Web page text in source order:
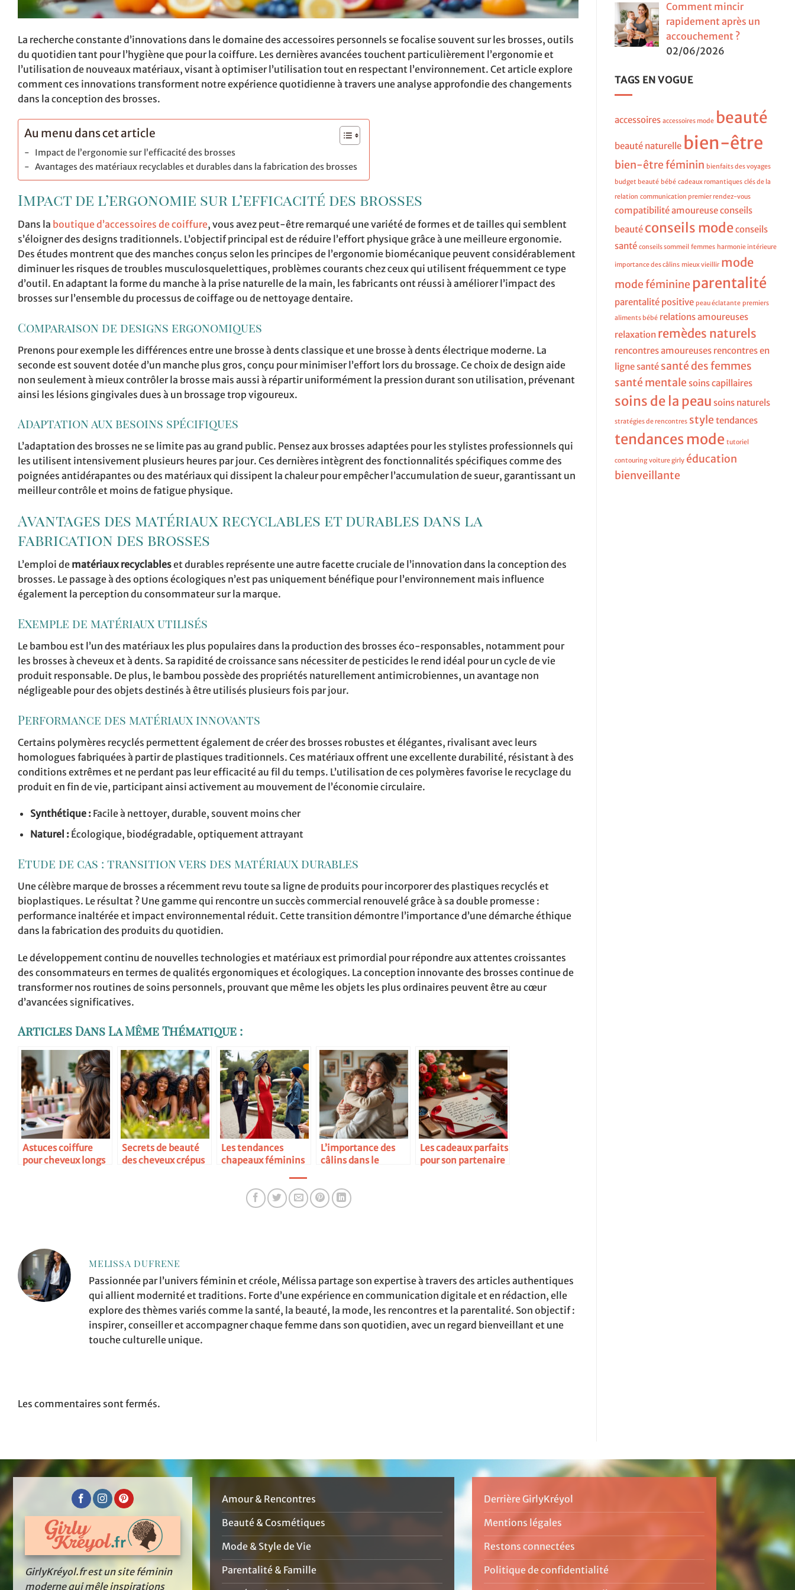
La recherche constante d’innovations dans le domaine des accessoires personnels se focalise souvent sur les brosses, outils
du quotidien tant pour l’hygiène que pour la coiffure. Les dernières avancées touchent particulièrement l’ergonomie et
l’utilisation de nouveaux matériaux, visant à optimiser l’utilisation tout en respectant l’environnement. Cet article explore
comment ces innovations transforment notre expérience quotidienne à travers une analyse approfondie des changements
dans la conception des brosses.
Au menu dans cet article
Impact de l’ergonomie sur l’efficacité des brosses
Avantages des matériaux recyclables et durables dans la fabrication des brosses
Impact de l’ergonomie sur l’efficacité des brosses
Dans la boutique d’accessoires de coiffure, vous avez peut-être remarqué une variété de formes et de tailles qui semblent
s’éloigner des designs traditionnels. L’objectif principal est de réduire l’effort physique grâce à une meilleure ergonomie.
Des études montrent que des manches conçus selon les principes de l’ergonomie biomécanique peuvent considérablement
diminuer les risques de troubles musculosquelettiques, problèmes courants chez ceux qui utilisent fréquemment ce type
d’outil. En adaptant la forme du manche à la prise naturelle de la main, les fabricants ont réussi à améliorer l’impact des
brosses sur l’ensemble du processus de coiffage ou de nettoyage dentaire.
Comparaison de designs ergonomiques
Prenons pour exemple les différences entre une brosse à dents classique et une brosse à dents électrique moderne. La
seconde est souvent dotée d’un manche plus gros, conçu pour minimiser l’effort lors du brossage. Ce choix de design aide
non seulement à mieux contrôler la brosse mais aussi à répartir uniformément la pression durant son utilisation, prévenant
ainsi les lésions gingivales dues à un brossage trop vigoureux.
Adaptation aux besoins spécifiques
L’adaptation des brosses ne se limite pas au grand public. Pensez aux brosses adaptées pour les stylistes professionnels qui
les utilisent intensivement plusieurs heures par jour. Ces dernières intègrent des fonctionnalités spécifiques comme des
poignées antidérapantes ou des matériaux qui dissipent la chaleur pour empêcher l’accumulation de sueur, garantissant un
meilleur contrôle et moins de fatigue physique.
Avantages des matériaux recyclables et durables dans la
fabrication des brosses
L’emploi de matériaux recyclableset durables représente une autre facette cruciale de l’innovation dans la conception des
brosses. Le passage à des options écologiques n’est pas uniquement bénéfique pour l’environnement mais influence
également la perception du consommateur sur la marque.
Exemple de matériaux utilisés
Le bambou est l’un des matériaux les plus populaires dans la production des brosses éco-responsables, notamment pour
les brosses à cheveux et à dents. Sa rapidité de croissance sans nécessiter de pesticides le rend idéal pour un cycle de vie
produit responsable. De plus, le bambou possède des propriétés naturellement antimicrobiennes, un avantage non
négligeable pour des objets destinés à être utilisés plusieurs fois par jour.
Performance des matériaux innovants
Certains polymères recyclés permettent également de créer des brosses robustes et élégantes, rivalisant avec leurs
homologues fabriquées à partir de plastiques traditionnels. Ces matériaux offrent une excellente durabilité, résistant à des
conditions extrêmes et ne perdant pas leur efficacité au fil du temps. L’utilisation de ces polymères favorise le recyclage du
produit en fin de vie, participant ainsi activement au mouvement de l’économie circulaire.
Synthétique :Facile à nettoyer, durable, souvent moins cher
Naturel :Écologique, biodégradable, optiquement attrayant
Etude de cas : transition vers des matériaux durables
Une célèbre marque de brosses a récemment revu toute sa ligne de produits pour incorporer des plastiques recyclés et
bioplastiques. Le résultat ? Une gamme qui rencontre un succès commercial renouvelé grâce à sa double promesse :
performance inaltérée et impact environnemental réduit. Cette transition démontre l’importance d’une démarche éthique
dans la fabrication des produits du quotidien.
Le développement continu de nouvelles technologies et matériaux est primordial pour répondre aux attentes croissantes
des consommateurs en termes de qualités ergonomiques et écologiques. La conception innovante des brosses continue de
transformer nos routines de soins personnels, prouvant que même les objets les plus ordinaires peuvent être au cœur
d’avancées significatives.
Articles Dans La Même Thématique :
Astuces coiffure
pour cheveux longs
Secrets de beauté
des cheveux crépus
Les tendances
chapeaux féminins
L’importance des
câlins dans le
Les cadeaux parfaits
pour son partenaire
MELISSA DUFRENE
Passionnée par l’univers féminin et créole, Mélissa partage son expertise à travers des articles authentiques
qui allient modernité et traditions. Forte d’une expérience en communication digitale et en rédaction, elle
explore des thèmes variés comme la santé, la beauté, la mode, les rencontres et la parentalité. Son objectif :
inspirer, conseiller et accompagner chaque femme dans son quotidien, avec un regard bienveillant et une
touche culturelle unique.
Les commentaires sont fermés.
Comment mincir
rapidement après un
accouchement ?
02/06/2026
TAGS EN VOGUE
accessoires accessoires mode beauté
beauté naturelle bien-être
bien-être féminin bienfaits des voyages
budget beauté bébé cadeaux romantiques clés de la
relation communication premier rendez-vous
compatibilité amoureuseconseils
beauté conseils modeconseils
santé conseils sommeil femmes harmonie intérieure
importance des câlins mieux vieillir mode
mode féminine parentalité
parentalité positive peau éclatante premiers
aliments bébé relations amoureuses
relaxation remèdes naturels
rencontres amoureuses rencontres en
ligne santé santé des femmes
santé mentale soins capillaires
soins de la peau soins naturels
stratégies de rencontres style tendances
tendances mode tutoriel
contouring voiture girly éducation
bienveillante
GirlyKréyol.fr est un site féminin
moderne qui mêle inspirations
Amour & Rencontres
Beauté & Cosmétiques
Mode & Style de Vie
Parentalité & Famille
Derrière GirlyKréyol
Mentions légales
Restons connectées
Politique de confidentialité